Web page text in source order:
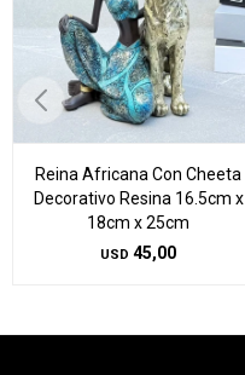
Reina Africana Con Cheeta
Decorativo Resina 16.5cm x
18cm x 25cm
USD 45,00